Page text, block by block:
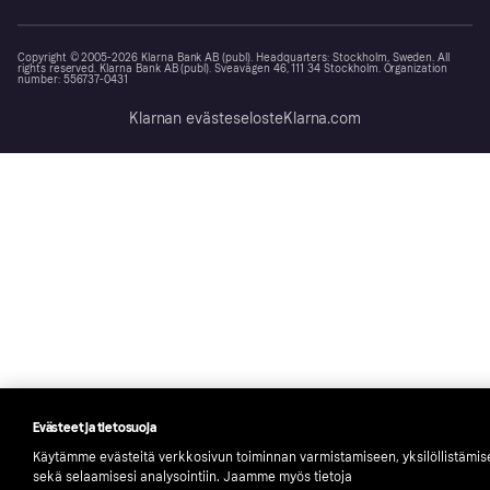
Copyright © 2005-2026 Klarna Bank AB (publ). Headquarters: Stockholm, Sweden. All
rights reserved. Klarna Bank AB (publ). Sveavägen 46, 111 34 Stockholm. Organization
number: 556737-0431
Klarnan evästeselosteKlarna.com
Evästeet ja tietosuoja
Käytämme evästeitä verkkosivun toiminnan varmistamiseen,
sekä selaamisesi analysointiin. Jaamme myös tietoja